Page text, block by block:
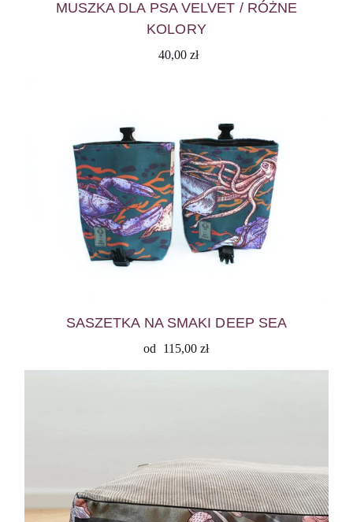
MUSZKA DLA PSA VELVET / RÓŻNE
KOLORY
40,00 zł
SASZETKA NA SMAKI DEEP SEA
od 115,00zł